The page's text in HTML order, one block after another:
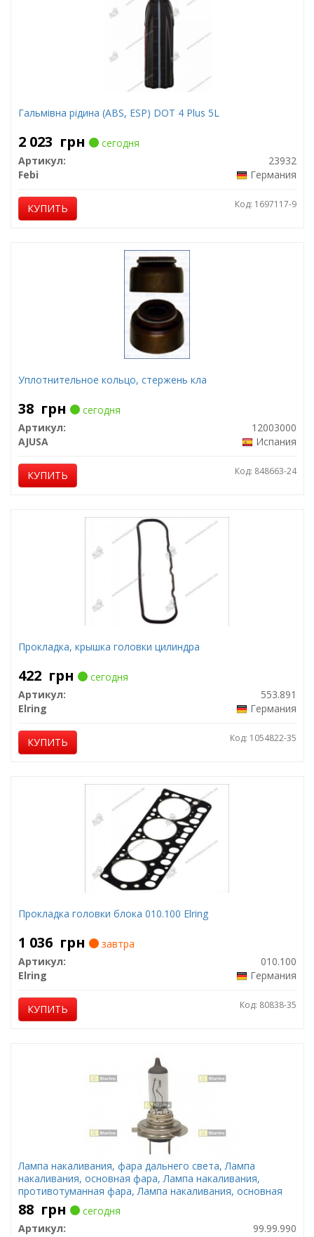
Гальмівна рідина (ABS, ESP) DOT 4 Plus 5L
2 023 грн
сегодня
Артикул:
23932
Febi
Германия
КУПИТЬ Код: 1697117-9
Уплотнительное кольцо, стержень кла
38 грн
сегодня
Артикул:
12003000
AJUSA
Испания
КУПИТЬ Код: 848663-24
Прокладка, крышка головки цилиндра
422 грн
сегодня
Артикул:
553.891
Elring
Германия
КУПИТЬ Код: 1054822-35
Прокладка головки блока 010.100 Elring
1 036 грн
завтра
Артикул:
010.100
Elring
Германия
КУПИТЬ Код: 80838-35
Лампа накаливания, фара дальнего света, Лампа
накаливания, основная фара, Лампа накаливания,
противотуманная фара, Лампа накаливания, основная
фара, Лампа накаливания, фара дальнего света, Лампа
накаливания, противотуманная фара, Лампа
накаливания, ф
88 грн
сегодня
Артикул:
99.99.990